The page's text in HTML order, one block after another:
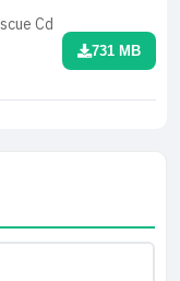
Cd
731 MB